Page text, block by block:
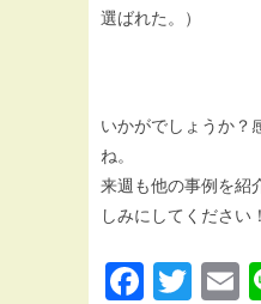
選ばれた。）
いかがでしょうか？
ね。
来週も他の事例を紹
しみにしてください！